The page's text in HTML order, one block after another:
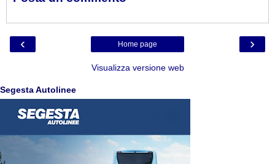
‹ ›
Home page
Visualizza versione web
Segesta Autolinee